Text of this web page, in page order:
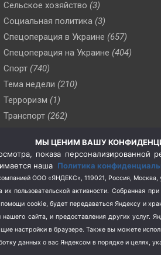
Сельское хозяйство (3)
Социальная политика (3)
Спецоперация в Украине (657)
Спецоперация на Украине (404)
Спорт (740)
Тема недели (210)
Терроризм (1)
Транспорт (262)
(76)
Цены (2)
Школа и спорт (2)
Экология (8)
Экономика
(1172)
МЫ ЦЕНИМ ВАШУ
показа
наша Политика
ООО «ЯНДЕКС», 119021, Россия,
пользовательской активности. Собранная
cookie, будет передаваться Яндексу и
сайта, и предоставления других
настройки в браузере. Также вы можете
данных о вас Яндексом в порядке и целях,